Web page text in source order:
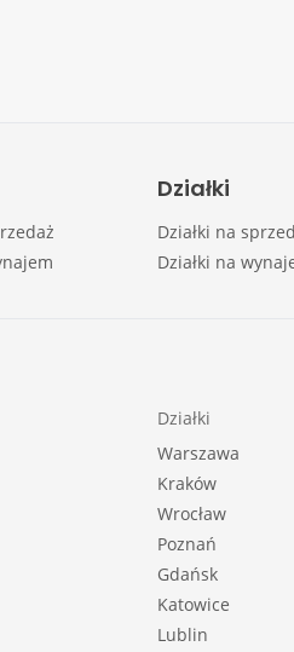
Działki
Działki na
Działki na
Działki
Warszawa
Kraków
Wrocław
Poznań
Gdańsk
Katowice
Lublin